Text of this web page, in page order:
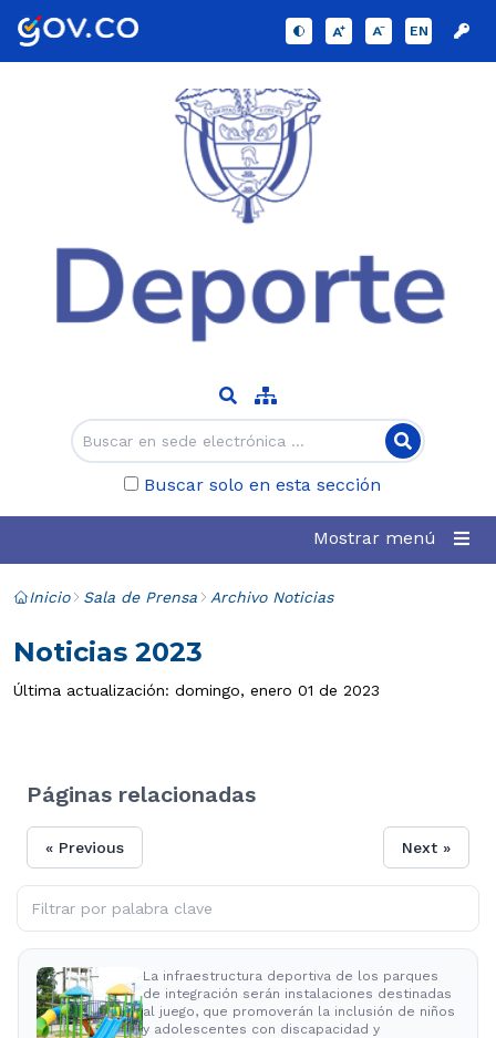
EN
Buscar solo en esta sección
Mostrar menú
Inicio Sala de Prensa Archivo Noticias
Noticias 2023
Última actualización: domingo, enero 01 de 2023
Páginas relacionadas
« Previous Next »
La infraestructura deportiva de los parques
de integración serán instalaciones destinadas
al juego, que promoverán la inclusión de niños
y adolescentes con discapacidad y